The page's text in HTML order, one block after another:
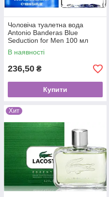
Чоловіча туалетна вода
Antonio Banderas Blue
Seduction for Men 100 мл
В наявності
236,50 ₴
Купити
Хит